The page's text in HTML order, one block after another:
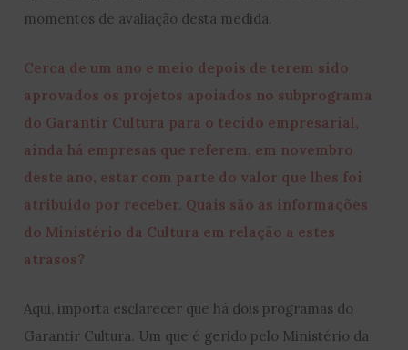
momentos de avaliação desta medida.
Cerca de um ano e meio depois de terem sido
aprovados os projetos apoiados no subprograma
do Garantir Cultura para o tecido empresarial,
ainda há empresas que referem, em novembro
deste ano, estar com parte do valor que lhes foi
atribuído por receber. Quais são as informações
do Ministério da Cultura em relação a estes
atrasos?
Aqui, importa esclarecer que há dois programas do
Garantir Cultura. Um que é gerido pelo Ministério da